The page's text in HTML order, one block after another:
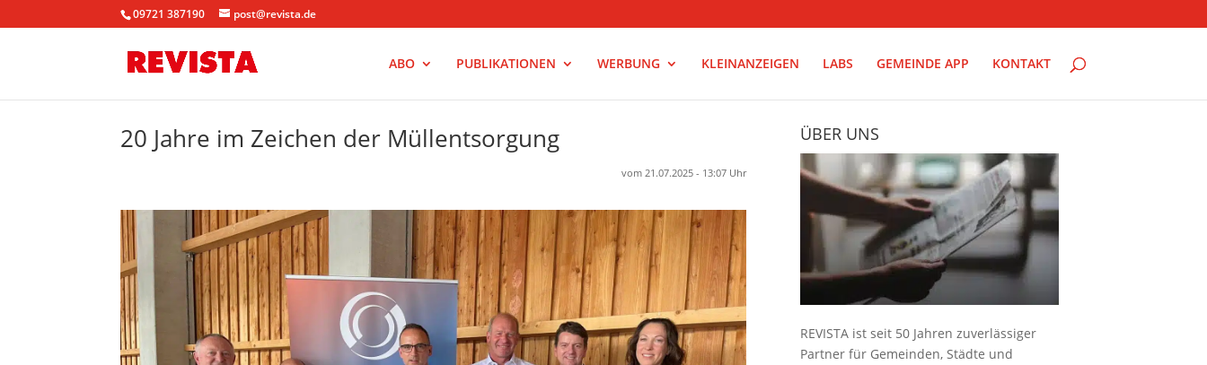
09721 387190 post@revista.de
ABO PUBLIKATIONEN WERBUNG KLEINANZEIGEN LABS GEMEINDE APP KONTAKT
20 Jahre im Zeichen der Müllentsorgung
vom 21.07.2025 - 13:07 Uhr
ÜBER UNS
REVISTA ist seit 50 Jahren zuverlässiger
Partner für Gemeinden, Städte und